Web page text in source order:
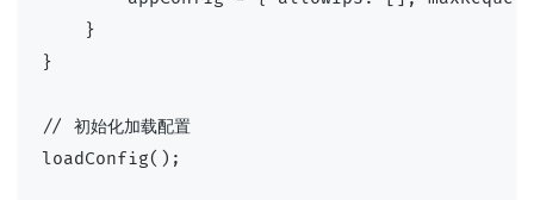
    }
}
// 初始化加载配置
loadConfig();